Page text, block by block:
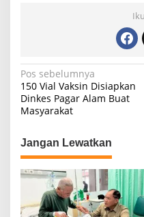
N
a
v
i
g
a
i
Pos sebelumnya
150 Vial Vaksin Disiapkan
Dinkes Pagar Alam Buat
Masyarakat
Jangan Lewatkan